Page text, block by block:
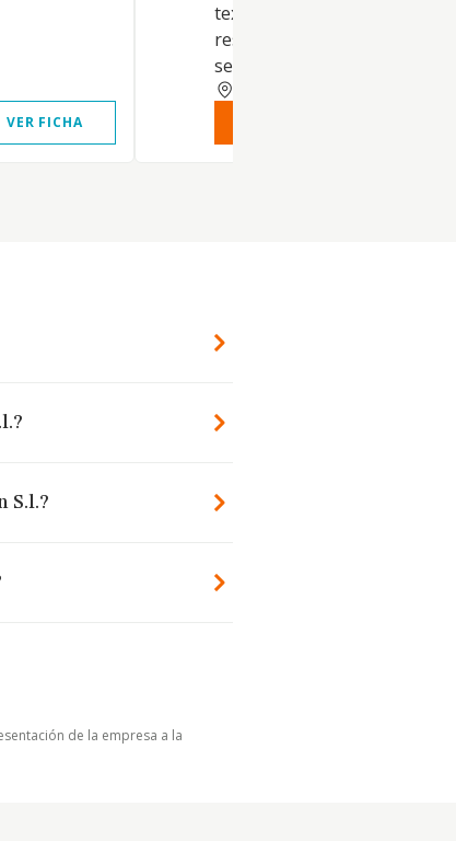
VER FICHA
textiles. Turismo, hostelería y
restauración. Prestación de
servicios..
S.l.?
de la empresa a la